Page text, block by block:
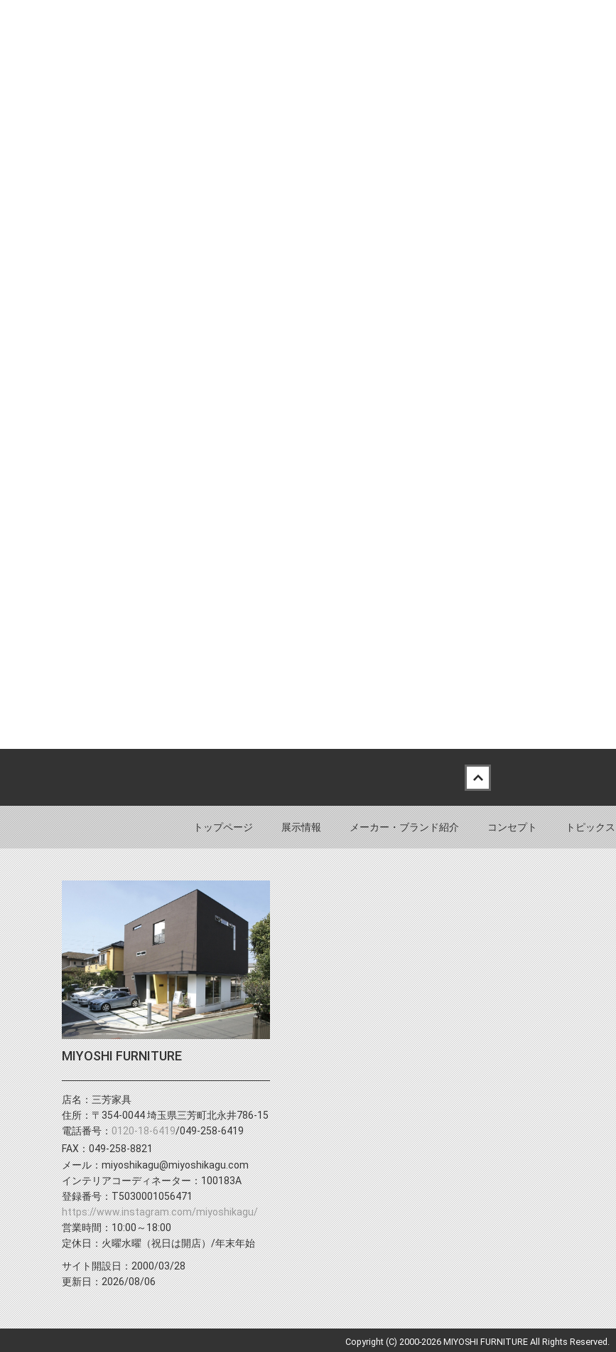
トップページ 展示情報 メーカー・ブランド紹介 コンセプト トピックス
MIYOSHI FURNITURE
店名：三芳家具
住所：〒354-0044 埼玉県三芳町北永井786-15
電話番号：0120-18-6419/049-258-6419
FAX：049-258-8821
メール：miyoshikagu@miyoshikagu.com
インテリアコーディネーター：100183A
登録番号：T5030001056471
https://www.instagram.com/miyoshikagu/
営業時間：10:00～18:00
定休日：火曜水曜（祝日は開店）/年末年始
サイト開設日：2000/03/28
更新日：2026/08/06
Copyright (C) 2000-2026 MIYOSHI FURNITURE All Rights Reserved.